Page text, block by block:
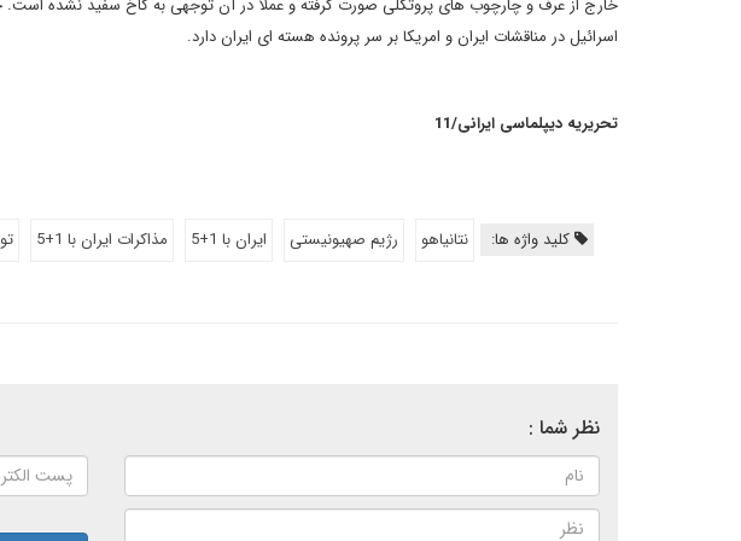
اسرائیل در مناقشات ایران و امریکا بر سر پرونده هسته ای ایران دارد.
تحریریه دیپلماسی ایرانی/11
کلید واژه ها: نتانیاهو رژیم صهیونیستی ايران با 1+5 مذاكرات ايران با 1+5
نظر شما :